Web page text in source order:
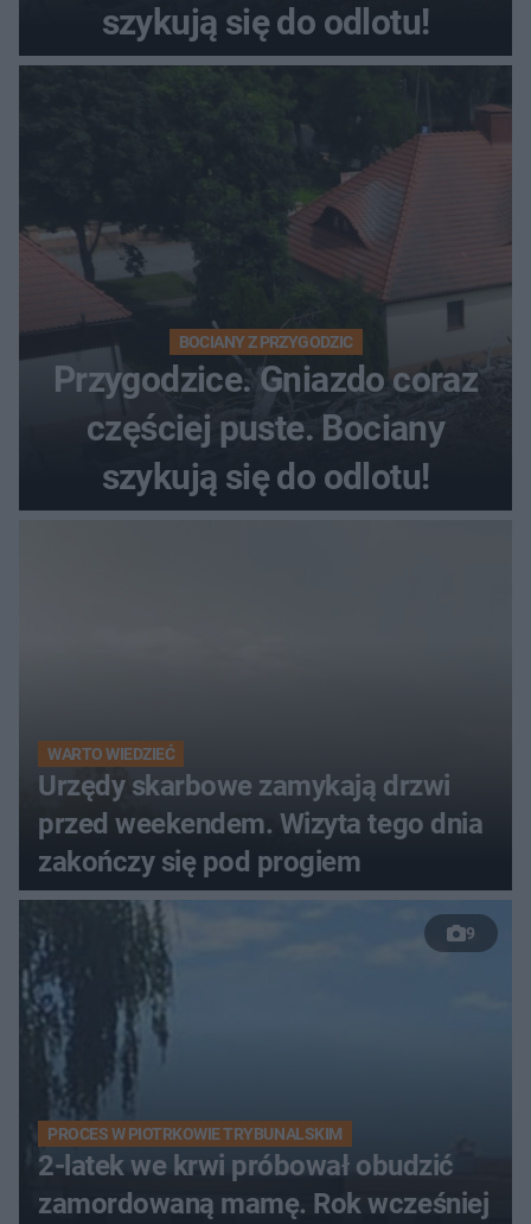
szykują się do odlotu!
BOCIANY Z PRZYGODZIC
Przygodzice. Gniazdo coraz
częściej puste. Bociany
szykują się do odlotu!
WARTO WIEDZIEĆ
Urzędy skarbowe zamykają drzwi
przed weekendem. Wizyta tego dnia
zakończy się pod progiem
9
PROCES W PIOTRKOWIE TRYBUNALSKIM
2-latek we krwi próbował obudzić
zamordowaną mamę. Rok wcześniej